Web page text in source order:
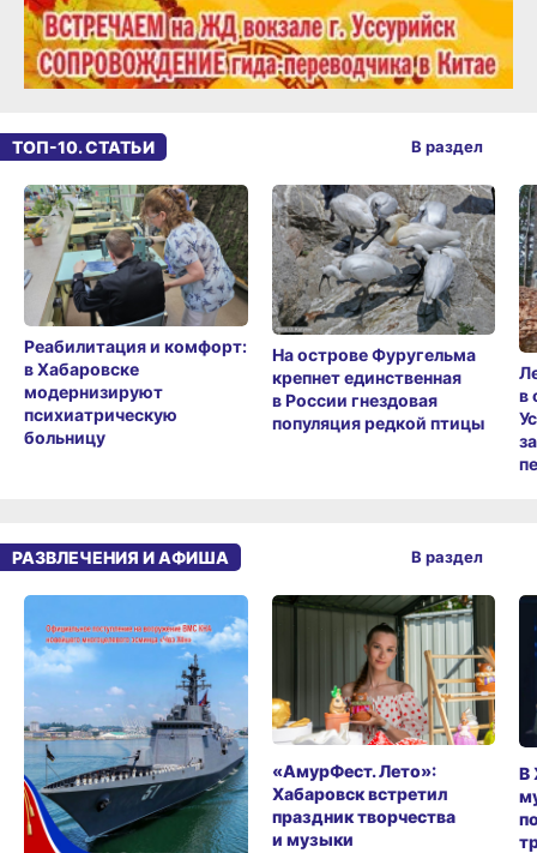
ТОП-10. СТАТЬИ
Реабилитация и комфорт:
в Хабаровске
модернизируют
психиатрическую
больницу
На острове Фуругельма
крепнет единственная
в России гнездовая
популяция редкой птицы
в
В раздел
РАЗВЛЕЧЕНИЯ И АФИША
«АмурФест. Лето»:
Хабаровск встретил
праздник творчества
и музыки
В
В раздел